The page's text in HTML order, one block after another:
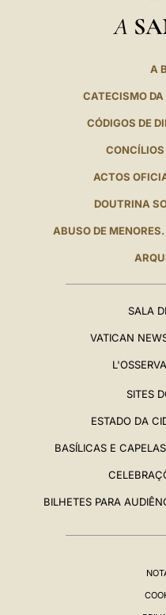
A
A
CATECISMO
CÓDIGOS DE
ACTOS
DOUTRINA
ABUSO DE
SALA
VATICAN
SITES
ESTADO DA
BASÍLICAS E
BILHETES PARA